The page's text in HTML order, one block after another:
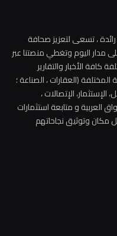
، تسعى لتعزيز صحافة
مدار اليوم وتغطي منصتنا عبر
كافة الأخبار والتقارير
(العقارات ، الصناعة ؛
الإستثمار، الإتصالات ،
العربية و متابعة استثمارات
مكان وتوثيق نجاحاتهم